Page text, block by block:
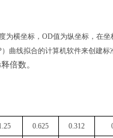
横坐标，OD值为纵坐标，在
曲线拟合的计算机软件来创建
倍数。
0.625 0.312